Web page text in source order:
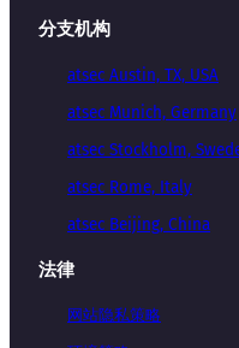
分支机构
atsec Austin, TX, USA
atsec Munich, Germany
atsec Stockholm,
atsec Rome, Italy
atsec Beijing, China
法律
网站隐私策略